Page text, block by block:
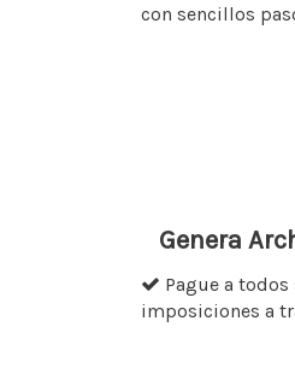
con sencillos
Genera
Pague a
imposiciones a